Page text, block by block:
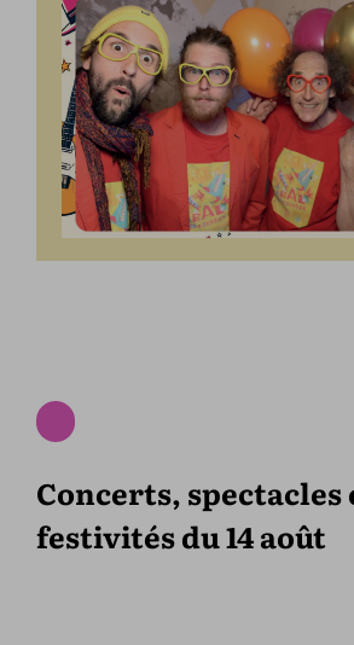
Concerts, spectacles
festivités du 14 août